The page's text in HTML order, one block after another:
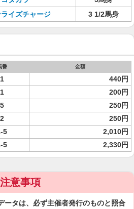
イズチャージ 3 1/2馬身
番 金額
1 440円
1
200円
5
250円
2
250円
5
2,010円
5 2,330円
注意事項
ータは、必ず主催者発行のものと照合